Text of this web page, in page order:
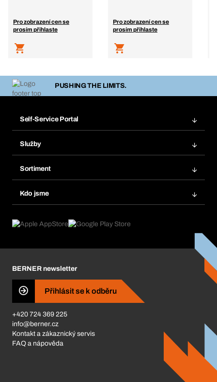
Pro zobrazení cen se
prosím přihlaste
Pro zobrazení cen se
prosím přihlaste
PUSHING THE LIMITS.
Self-Service Portal
Oblíbené
Opakované objednávky
Automatické objednávky
Služby
Chemická databáze
eProcurement
Produktový poradce
Sortiment
Kdo jsme
Co nás pohání
BERNER Obchod
ISO Certifikáty
Business Conduct
BERNER newsletter
Přihlásit se k odběru
+420 724 369 225
info@berner.cz
Kontakt a zákaznický servis
FAQ a nápověda